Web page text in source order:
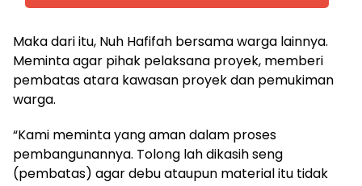
Maka dari itu, Nuh Hafifah bersama warga lainnya.
Meminta agar pihak pelaksana proyek, memberi
pembatas atara kawasan proyek dan pemukiman
warga.
“Kami meminta yang aman dalam proses
pembangunannya. Tolong lah dikasih seng
(pembatas) agar debu ataupun material itu tidak